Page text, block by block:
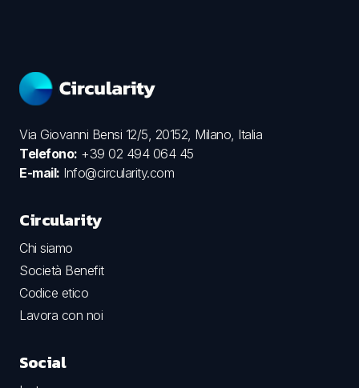
Via Giovanni Bensi 12/5, 20152, Milano, Italia
Telefono: +39 02 494 064 45
E-mail: Info@circularity.com
Circularity
Chi siamo
Società Benefit
Codice etico
Lavora con noi
Social